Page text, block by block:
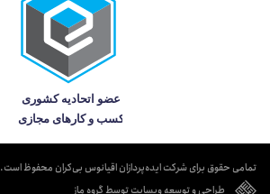
تمامی حقوق برای شرکت ایده‌پردازان اقیانوس بی‌کران محفوظ است.
طراحی و توسعه وبسایت توسط گروه ماز